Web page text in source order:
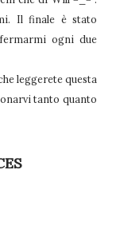
Il finale è stato
ogni due
leggerete questa
tanto quanto